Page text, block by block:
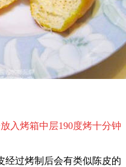
入烤箱中层190度烤十分钟
经过烤制后会有类似陈皮的